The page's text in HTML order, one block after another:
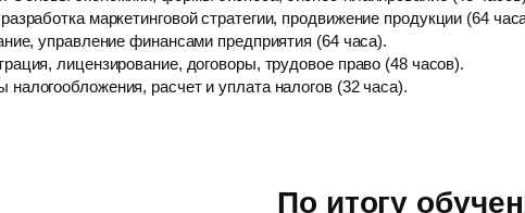
маркетинговой стратегии, продвижение продукции (64
управление финансами предприятия (64 часа).
лицензирование, договоры, трудовое право (48 часов).
расчет и уплата налогов (32 часа).
По итогу